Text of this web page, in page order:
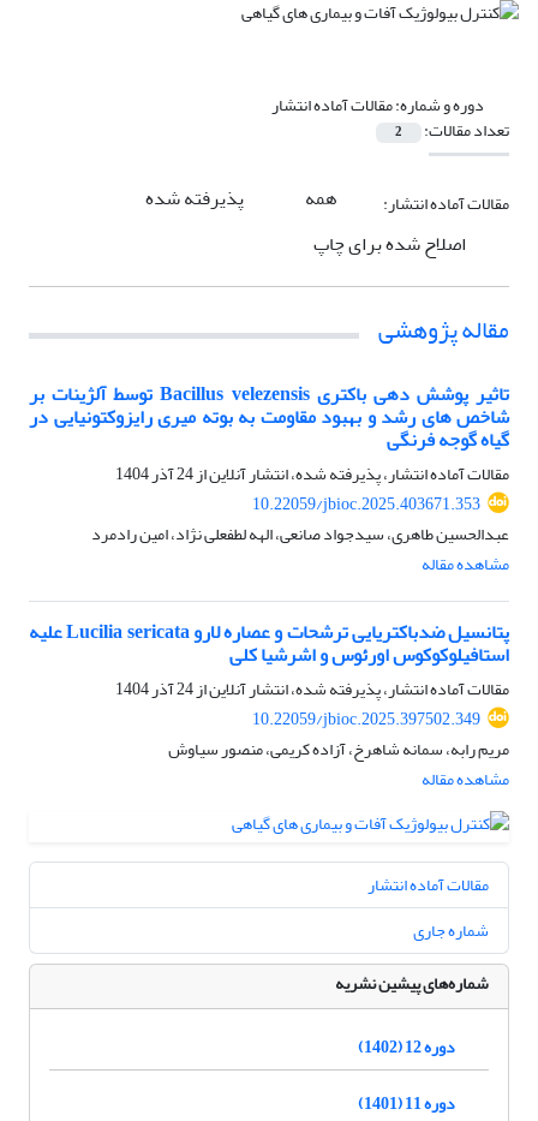
دوره و شماره:مقالات آماده انتشار
تعداد مقالات: 2
مقالات آماده انتشار: همه
پذیرفته شده
اصلاح شده برای چاپ
مقاله پژوهشی
تاثیر پوشش دهی باکتری Bacillus velezensis توسط آلژینات بر
شاخص های رشد و بهبود مقاومت به بوته میری رایزوکتونیایی در
گیاه گوجه فرنگی
مقالات آماده انتشار، پذیرفته شده، انتشار آنلاین از24 آذر 1404
10.22059/jbioc.2025.403671.353
عبدالحسین طاهری، سیدجواد صانعی، الهه لطفعلی نژاد، امین رادمرد
مشاهده مقاله
پتانسیل ضدباکتریایی ترشحات و عصاره‌ لارو Lucilia sericata علیه
استافیلوکوکوس اورئوس و اشرشیا کلی
مقالات آماده انتشار، پذیرفته شده، انتشار آنلاین از24 آذر 1404
10.22059/jbioc.2025.397502.349
مریم رابه، سمانه شاهرخ، آزاده کریمی، منصور سیاوش
مشاهده مقاله
مقالات آماده انتشار
شماره جاری
شماره‌های پیشین نشریه
دوره 12 (1402)
دوره 11 (1401)